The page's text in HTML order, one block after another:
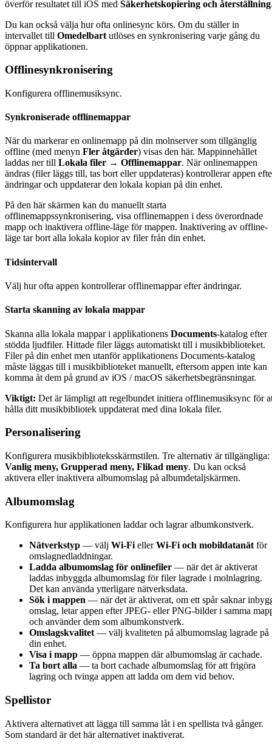
överför resultatet till iOS med Säkerhetskopiering och återställning
Du kan också välja hur ofta onlinesync körs. Om du ställer in
intervallet till Omedelbart utlöses en synkronisering varje gång du
öppnar applikationen.
Offlinesynkronisering
Konfigurera offlinemusiksync.
Synkroniserade offlinemappar
När du markerar en onlinemapp på din molnserver som tillgänglig
offline (med menyn Fler åtgärder) visas den här. Mappinnehållet
laddas ner till Lokala filer → Offlinemappar. När onlinemappen
ändras (filer läggs till, tas bort eller uppdateras) kontrollerar appen
ändringar och uppdaterar den lokala kopian på din enhet.
På den här skärmen kan du manuellt starta
offlinemappssynkronisering, visa offlinemappen i dess överordnade
mapp och inaktivera offline-läge för mappen. Inaktivering av offline-
läge tar bort alla lokala kopior av filer från din enhet.
Tidsintervall
Välj hur ofta appen kontrollerar offlinemappar efter ändringar.
Starta skanning av lokala mappar
Skanna alla lokala mappar i applikationens Documents-katalog efter
stödda ljudfiler. Hittade filer läggs automatiskt till i musikbiblioteket.
Filer på din enhet men utanför applikationens Documents-katalog
måste läggas till i musikbiblioteket manuellt, eftersom appen inte kan
komma åt dem på grund av iOS / macOS säkerhetsbegränsningar.
Viktigt: Det är lämpligt att regelbundet initiera offlinemusiksync för
hålla ditt musikbibliotek uppdaterat med dina lokala filer.
Personalisering
Konfigurera musikbiblioteksskärmstilen. Tre alternativ är tillgängliga:
Vanlig meny, Grupperad meny, Flikad meny. Du kan också
aktivera eller inaktivera albumomslag på albumdetaljskärmen.
Albumomslag
Konfigurera hur applikationen laddar och lagrar albumkonstverk.
Nätverkstyp — välj Wi-FiellerWi-Fi och mobildatanätför
omslagnedladdningar.
Ladda albumomslag för onlinefiler — när det är aktiverat
laddas inbyggda albumomslag för filer lagrade i molnlagring.
Det kan använda ytterligare nätverksdata.
Sök i mappen — när det är aktiverat, om ett spår saknar
omslag, letar appen efter JPEG- eller PNG-bilder i samma
och använder dem som albumkonstverk.
Omslagskvalitet— välj kvaliteten på albumomslag lagrade på
din enhet.
Visa i mapp — öppna mappen där albumomslag är cachade.
Ta bort alla — ta bort cachade albumomslag för att frigöra
lagring och tvinga appen att ladda om dem vid behov.
Spellistor
Aktivera alternativet att lägga till samma låt i en spellista två gånger.
Som standard är det här alternativet inaktiverat.